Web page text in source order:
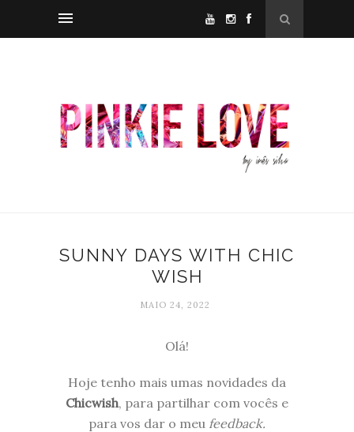
SUNNY DAYS WITH CHIC
WISH
MAIO 24, 2022
Olá!
Hoje tenho mais umas novidades da
Chicwish, para partilhar com vocês e
para vos dar o meu feedback.